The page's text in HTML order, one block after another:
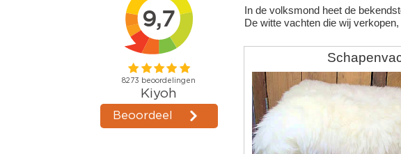
In de volksmond heet de
De witte vachten die wij